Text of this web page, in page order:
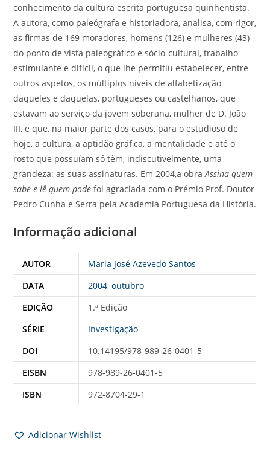
conhecimento da cultura escrita portuguesa quinhentista.
A autora, como paleógrafa e historiadora, analisa, com rigor,
as firmas de 169 moradores, homens (126) e mulheres (43)
do ponto de vista paleográfico e sócio-cultural, trabalho
estimulante e difícil, o que lhe permitiu estabelecer, entre
outros aspetos, os múltiplos níveis de alfabetização
daqueles e daquelas, portugueses ou castelhanos, que
estavam ao serviço da jovem soberana, mulher de D. João
III, e que, na maior parte dos casos, para o estudioso de
hoje, a cultura, a aptidão gráfica, a mentalidade e até o
rosto que possuíam só têm, indiscutivelmente, uma
grandeza: as suas assinaturas. Em 2004,a obraAssina quem
sabe e lê quem pode foi agraciada com o Prémio Prof. Doutor
Pedro Cunha e Serra pela Academia Portuguesa da História.
Informação adicional
AUTOR
Maria José Azevedo Santos
DATA
2004,outubro
EDIÇÃO
1.ª Edição
SÉRIE
Investigação
DOI
10.14195/978-989-26-0401-5
EISBN
978-989-26-0401-5
ISBN
972-8704-29-1
Adicionar Wishlist